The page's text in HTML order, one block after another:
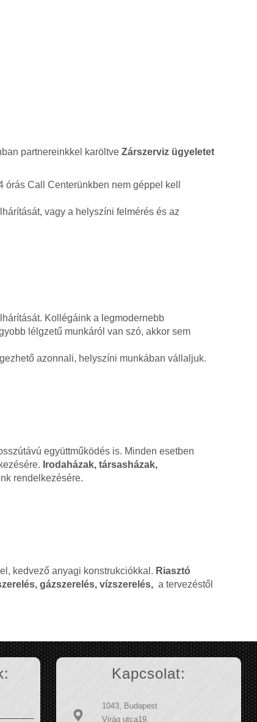
partnereinkkel karöltveZárszerviz ügyeletet
Call Centerünkben nem géppel kell
vagy a helyszíni felmérés és az
Kollégáink a legmodernebb
lélgzetű munkáról van szó, akkor sem
azonnali, helyszíni munkában vállaljuk.
együttműködés is. Minden esetben
Irodaházak, társasházak,
rendelkezésére.
kedvező anyagi konstrukciókkal. Riasztó
gázszerelés, vízszerelés, a tervezéstől
Kapcsolat:
1043, Budapest
Virág utca19.